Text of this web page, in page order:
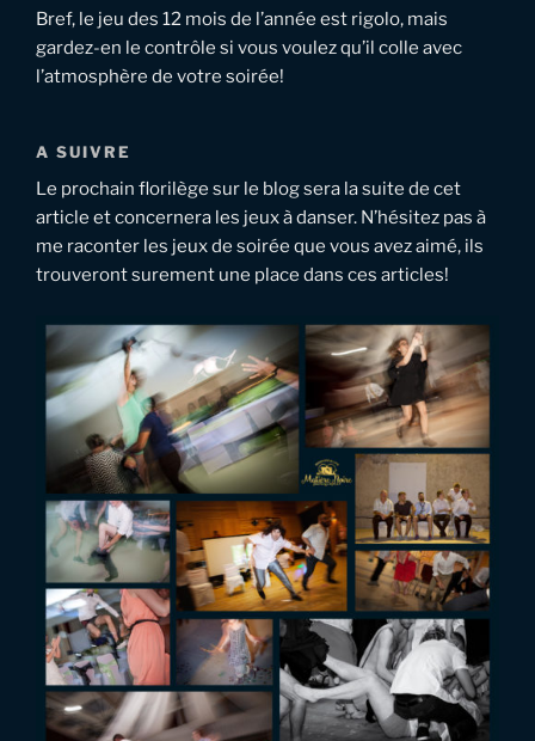
Bref, le jeu des 12 mois de l’année est rigolo, mais
gardez-en le contrôle si vous voulez qu’il colle avec
l’atmosphère de votre soirée!
A SUIVRE
Le prochain florilège sur le blog sera la suite de cet
article et concernera les jeux à danser. N’hésitez pas à
me raconter les jeux de soirée que vous avez aimé, ils
trouveront surement une place dans ces articles!